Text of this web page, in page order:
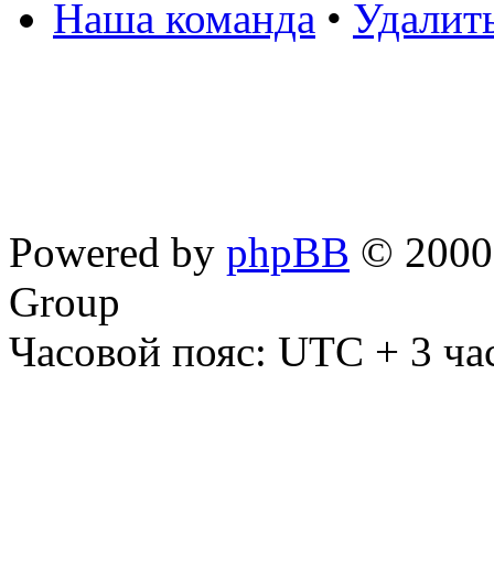
Наша команда •
Powered by phpBB ©
Group
Часовой пояс: UTC + 3